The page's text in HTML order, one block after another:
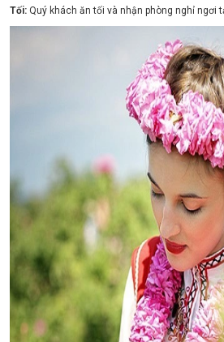
Tối: Quý khách ăn tối và nhận phòng nghỉ ngơi